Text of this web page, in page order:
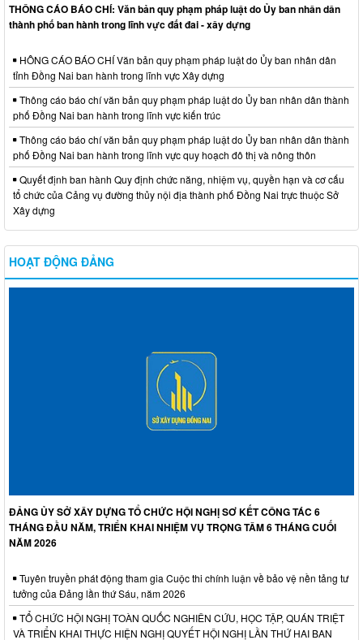
THÔNG CÁO BÁO CHÍ: Văn bản quy phạm pháp luật do Ủy ban nhân dân
thành phố ban hành trong lĩnh vực đất đai - xây dựng
HÔNG CÁO BÁO CHÍ Văn bản quy phạm pháp luật do Ủy ban nhân dân
tỉnh Đồng Nai ban hành trong lĩnh vực Xây dựng
Thông cáo báo chí văn bản quy phạm pháp luật do Ủy ban nhân dân thành
phố Đồng Nai ban hành trong lĩnh vực kiến trúc
Thông cáo báo chí văn bản quy phạm pháp luật do Ủy ban nhân dân thành
phố Đồng Nai ban hành trong lĩnh vực quy hoạch đô thị và nông thôn
Quyết định ban hành Quy định chức năng, nhiệm vụ, quyền hạn và cơ cấu
tổ chức của Cảng vụ đường thủy nội địa thành phố Đồng Nai trực thuộc Sở
Xây dựng
HOẠT ĐỘNG ĐẢNG
ĐẢNG ỦY SỞ XÂY DỰNG TỔ CHỨC HỘI NGHỊ SƠ KẾT CÔNG TÁC 6
THÁNG ĐẦU NĂM, TRIỂN KHAI NHIỆM VỤ TRỌNG TÂM 6 THÁNG CUỐI
NĂM 2026
Tuyên truyền phát động tham gia Cuộc thi chính luận về bảo vệ nền tảng tư
tưởng của Đảng lần thứ Sáu, năm 2026
TỔ CHỨC HỘI NGHỊ TOÀN QUỐC NGHIÊN CỨU, HỌC TẬP, QUÁN TRIỆT
VÀ TRIỂN KHAI THỰC HIỆN NGHỊ QUYẾT HỘI NGHỊ LẦN THỨ HAI BAN